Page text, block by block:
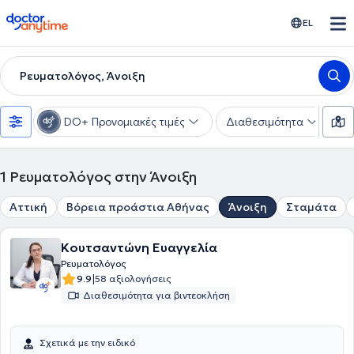
doctoranytime EL
Ρευματολόγος, Άνοιξη
DO+ Προνομιακές τιμές Διαθεσιμότητα
1 Ρευματολόγος στην Άνοιξη
Αττική Βόρεια προάστια Αθήνας Άνοιξη Σταμάτα
Κουτσαντώνη Ευαγγελία
Ρευματολόγος
9.9|58 αξιολογήσεις
Διαθεσιμότητα για βιντεοκλήση
Σχετικά με την ειδικό